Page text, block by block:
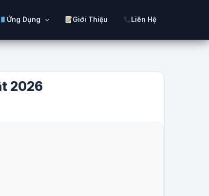
Ứng Dụng Giới Thiệu Liên Hệ
2026